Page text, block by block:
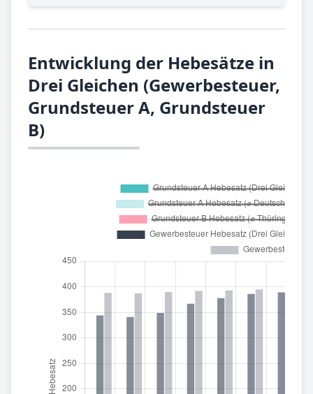
Entwicklung der Hebesätze in
Drei Gleichen (Gewerbesteuer,
Grundsteuer A, Grundsteuer
B)